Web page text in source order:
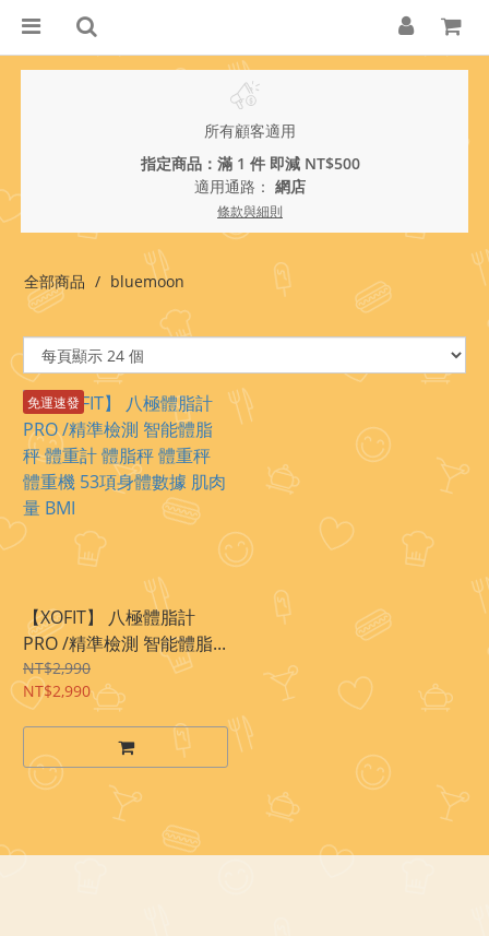
所有顧客適用
指定商品：滿 1 件 即減 NT$500
適用通路： 網店
條款與細則
全部商品 bluemoon
免運速發
【XOFIT】 八極體脂計
PRO /精準檢測 智能體脂...
NT$2,990
NT$2,990